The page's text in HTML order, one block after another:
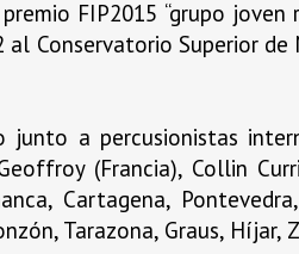
FIP2015 “grupo
al Conservatorio Superior
junto a percusionistas
(Francia), Collin
Cartagena,
Tarazona, Graus, Híjar,